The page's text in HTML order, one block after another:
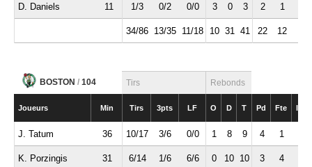
D. Daniels 11 1/3 0/2 0/0 3 0 3 2 1
34/86 13/35 11/18 10 31 41 22 12
BOSTON / 104 Tirs Rebonds
Joueurs Min Tirs 3pts LF O D T Pd Fte Int
J. Tatum 36 10/17 3/6 0/0 1 8 9 4 1
K. Porzingis 31 6/14 1/6 6/6 0 10 10 3 4